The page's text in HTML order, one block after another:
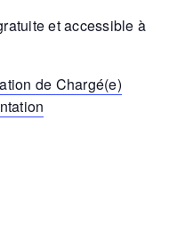
et accessible à
de Chargé(e)